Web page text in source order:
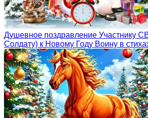
Душевное поздравление Участнику
Солдату) к Новому Году Воину в